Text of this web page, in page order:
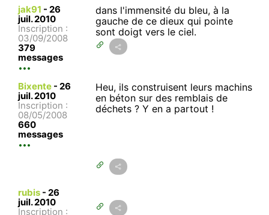
jak91 - 26
juil. 2010
Inscription :
03/09/2008
379
messages
dans l'immensité du bleu, à la
gauche de ce dieux qui pointe
sont doigt vers le ciel.
Bixente - 26
juil. 2010
Inscription :
08/05/2008
660
messages
Heu, ils construisent leurs machins
en béton sur des remblais de
déchets ? Y en a partout !
rubis - 26
juil. 2010
Inscription :